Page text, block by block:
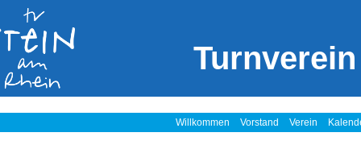
Willkommen Vorstand Verein